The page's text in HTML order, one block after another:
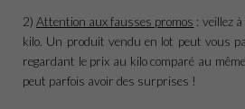
2)Attention aux fausses promos : veillez
kilo. Un produit vendu en lot peut vous
regardant le prix au kilo comparé au
peut parfois avoir des surprises !